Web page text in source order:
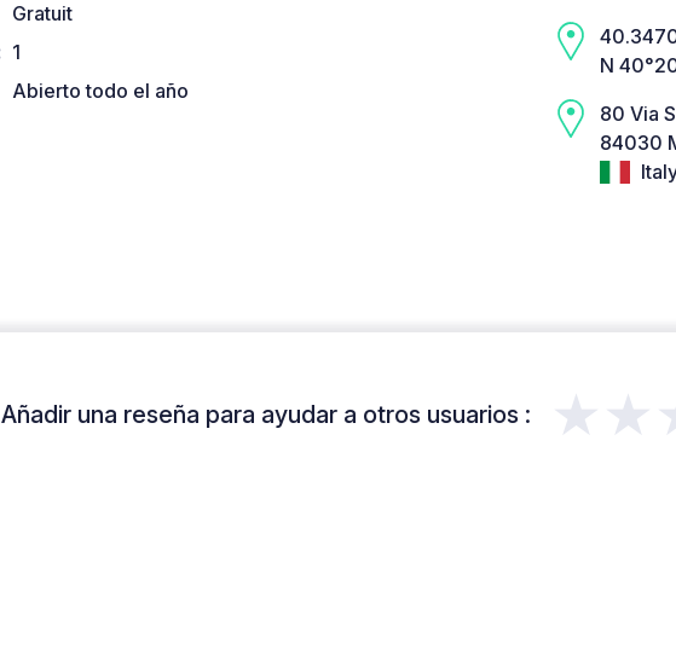
Gratuit
1
Abierto todo el año
N
80 Via
84030
Añadir una reseña para ayudar a otros usuarios :